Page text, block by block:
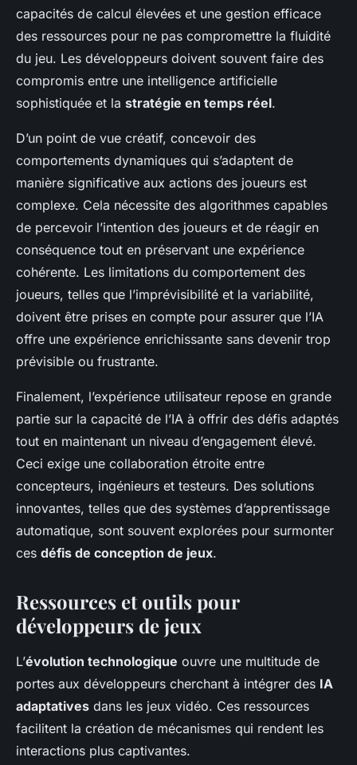
capacités de calcul élevées et une gestion efficace
des ressources pour ne pas compromettre la fluidité
du jeu. Les développeurs doivent souvent faire des
compromis entre une intelligence artificielle
sophistiquée et la stratégie en temps réel.
D’un point de vue créatif, concevoir des
comportements dynamiques qui s’adaptent de
manière significative aux actions des joueurs est
complexe. Cela nécessite des algorithmes capables
de percevoir l’intention des joueurs et de réagir en
conséquence tout en préservant une expérience
cohérente. Les limitations du comportement des
joueurs, telles que l’imprévisibilité et la variabilité,
doivent être prises en compte pour assurer que l’IA
offre une expérience enrichissante sans devenir trop
prévisible ou frustrante.
Finalement, l’expérience utilisateur repose en grande
partie sur la capacité de l’IA à offrir des défis adaptés
tout en maintenant un niveau d’engagement élevé.
Ceci exige une collaboration étroite entre
concepteurs, ingénieurs et testeurs. Des solutions
innovantes, telles que des systèmes d’apprentissage
automatique, sont souvent explorées pour surmonter
ces défis de conception de jeux.
Ressources et outils pour
développeurs de jeux
L’évolution technologique ouvre une multitude de
portes aux développeurs cherchant à intégrer des IA
adaptatives dans les jeux vidéo. Ces ressources
facilitent la création de mécanismes qui rendent les
interactions plus captivantes.